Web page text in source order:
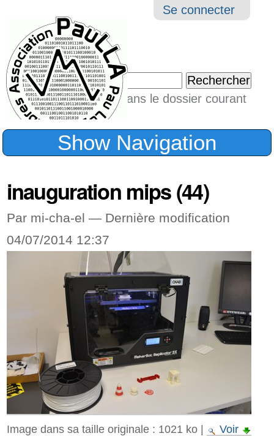
Outils
Se connecter
Chercher par
Seulement dans le dossier courant
Recherche
Show Navigation
inauguration mips (44)
Par mi-cha-el — Dernière modification
04/07/2014 12:37
Image dans sa taille originale : 1021 ko|
Voir